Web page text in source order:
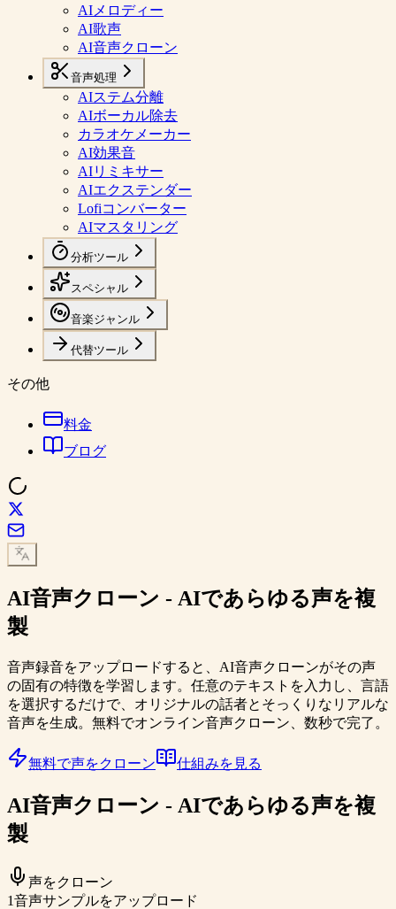
AIメロディー
AI歌声
AI音声クローン
音声処理
AIステム分離
AIボーカル除去
カラオケメーカー
AI効果音
AIリミキサー
AIエクステンダー
Lofiコンバーター
AIマスタリング
分析ツール
スペシャル
音楽ジャンル
代替ツール
その他
料金
ブログ
AI音声クローン - AIであらゆる声を複
製
音声録音をアップロードすると、AI音声クローンがその声
の固有の特徴を学習します。任意のテキストを入力し、言語
を選択するだけで、オリジナルの話者とそっくりなリアルな
音声を生成。無料でオンライン音声クローン、数秒で完了。
無料で声をクローン 仕組みを見る
AI音声クローン - AIであらゆる声を複
製
声をクローン
1音声サンプルをアップロード